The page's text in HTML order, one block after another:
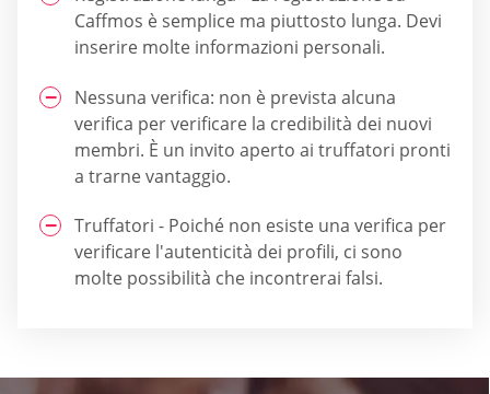
Caffmos è semplice ma piuttosto lunga. Devi
inserire molte informazioni personali.
Nessuna verifica: non è prevista alcuna
verifica per verificare la credibilità dei nuovi
membri. È un invito aperto ai truffatori pronti
a trarne vantaggio.
Truffatori - Poiché non esiste una verifica per
verificare l'autenticità dei profili, ci sono
molte possibilità che incontrerai falsi.